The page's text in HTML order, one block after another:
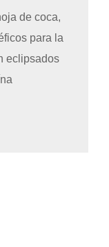
de coca,
para la
eclipsados